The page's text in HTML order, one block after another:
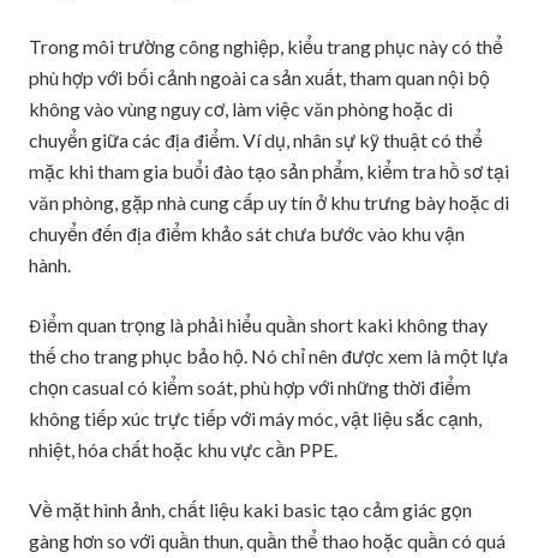
Trong môi trường công nghiệp, kiểu trang phục này có thể
phù hợp với bối cảnh ngoài ca sản xuất, tham quan nội bộ
không vào vùng nguy cơ, làm việc văn phòng hoặc di
chuyển giữa các địa điểm. Ví dụ, nhân sự kỹ thuật có thể
mặc khi tham gia buổi đào tạo sản phẩm, kiểm tra hồ sơ tại
văn phòng, gặp nhà cung cấp uy tín ở khu trưng bày hoặc di
chuyển đến địa điểm khảo sát chưa bước vào khu vận
hành.
Điểm quan trọng là phải hiểu quần short kaki không thay
thế cho trang phục bảo hộ. Nó chỉ nên được xem là một lựa
chọn casual có kiểm soát, phù hợp với những thời điểm
không tiếp xúc trực tiếp với máy móc, vật liệu sắc cạnh,
nhiệt, hóa chất hoặc khu vực cần PPE.
Về mặt hình ảnh, chất liệu kaki basic tạo cảm giác gọn
gàng hơn so với quần thun, quần thể thao hoặc quần có quá